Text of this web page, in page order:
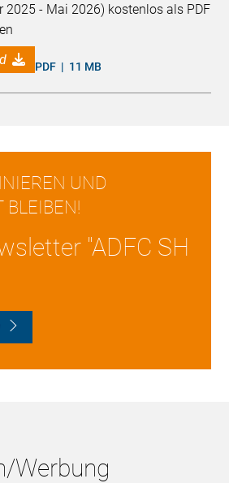
2025 - Mai 2026) kostenlos als PDF
PDF | 11 MB
UND
BLEIBEN!
"ADFC SH
Werbung